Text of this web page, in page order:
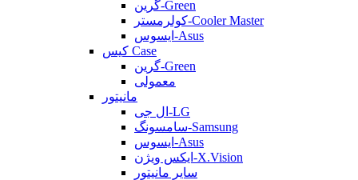
گرین-Green
کولرمستر-Cooler Master
ایسوس-Asus
کیس Case
گرین-Green
معمولی
مانیتور
ال جی-LG
سامسونگ-Samsung
ایسوس-Asus
ایکس ویژن-X.Vision
سایر مانیتور